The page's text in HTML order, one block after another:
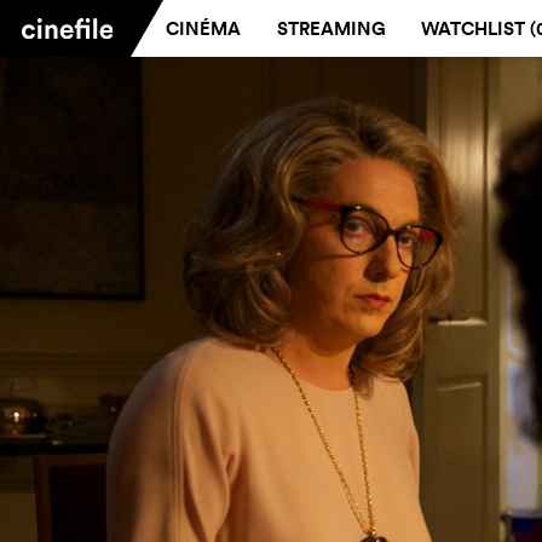
CINÉMA STREAMING WATCHLIST (